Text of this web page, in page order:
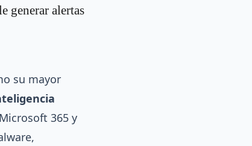
generar alertas
su mayor
365 y